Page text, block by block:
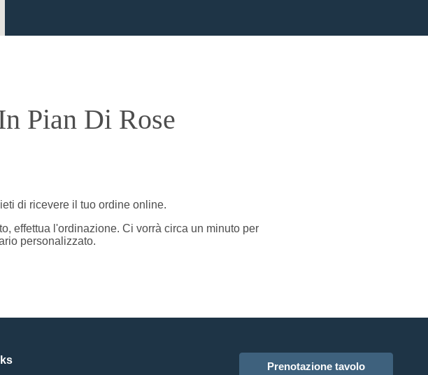
Pian Di Rose
di ricevere il tuo ordine online.
effettua l'ordinazione. Ci vorrà circa un minuto per
personalizzato.
Prenotazione tavolo